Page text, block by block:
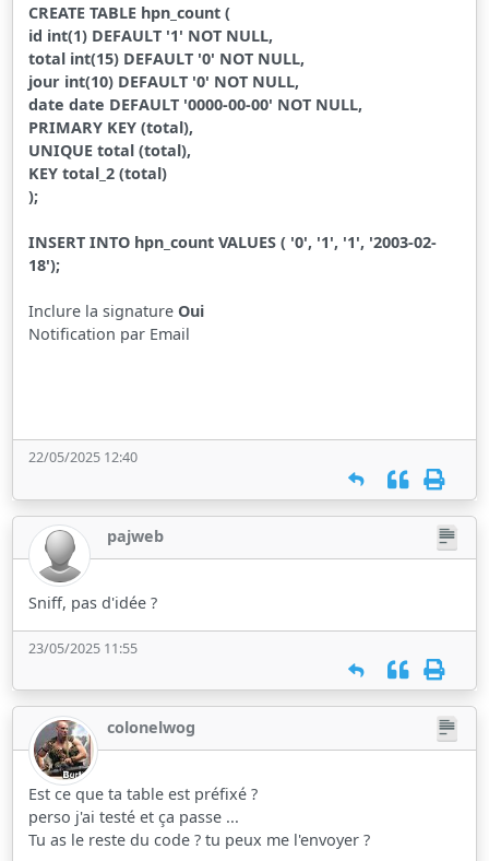
CREATE TABLE hpn_count (
id int(1) DEFAULT '1' NOT NULL,
total int(15) DEFAULT '0' NOT NULL,
jour int(10) DEFAULT '0' NOT NULL,
date date DEFAULT '0000-00-00' NOT NULL,
PRIMARY KEY (total),
UNIQUE total (total),
KEY total_2 (total)
);
INSERT INTO hpn_count VALUES ( '0', '1', '1', '2003-02-
18');
Inclure la signature Oui
Notification par Email
22/05/2025 12:40
pajweb
Sniff, pas d'idée ?
23/05/2025 11:55
colonelwog
Est ce que ta table est préfixé ?
perso j'ai testé et ça passe ...
Tu as le reste du code ? tu peux me l'envoyer ?